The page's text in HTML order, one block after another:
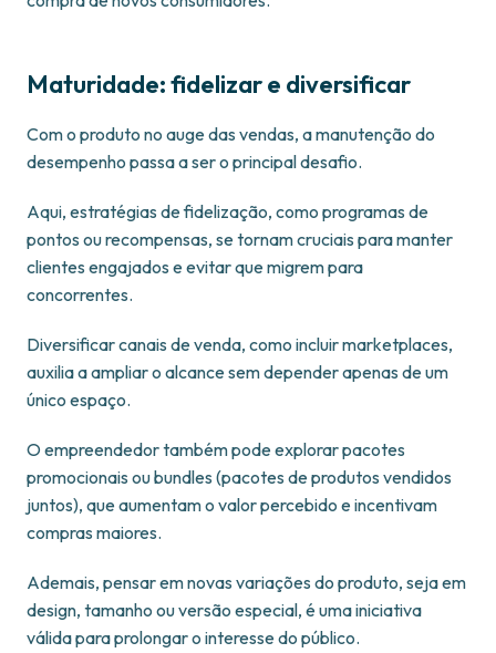
Maturidade: fidelizar e diversificar
Com o produto no auge das vendas, a manutenção do
desempenho passa a ser o principal desafio.
Aqui, estratégias de fidelização, como programas de
pontos ou recompensas, se tornam cruciais para manter
clientes engajados e evitar que migrem para
concorrentes.
Diversificar canais de venda, como incluir marketplaces,
auxilia a ampliar o alcance sem depender apenas de um
único espaço.
O empreendedor também pode explorar pacotes
promocionais ou bundles (pacotes de produtos vendidos
juntos), que aumentam o valor percebido e incentivam
compras maiores.
Ademais, pensar em novas variações do produto, seja em
design, tamanho ou versão especial, é uma iniciativa
válida para prolongar o interesse do público.